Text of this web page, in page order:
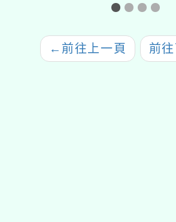
← 前往上一頁 前